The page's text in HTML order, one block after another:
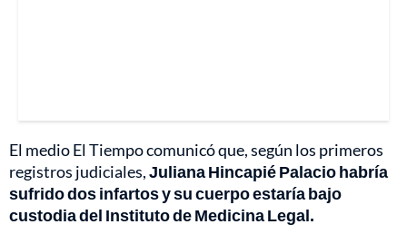
El medio El Tiempo comunicó que, según los primeros
registros judiciales,Juliana Hincapié Palacio habría
sufrido dos infartos y su cuerpo estaría bajo
custodia del Instituto de Medicina Legal.